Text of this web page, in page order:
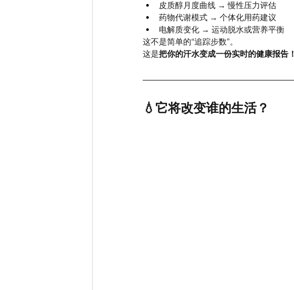
皮质醇月度曲线 → 慢性压力评估
药物代谢模式 → 个体化用药建议
电解质变化 → 运动脱水或营养平衡
这不是简单的“追踪步数”。
这是把你的汗水变成一份实时的健康报告！
💧它将改变谁的生活？